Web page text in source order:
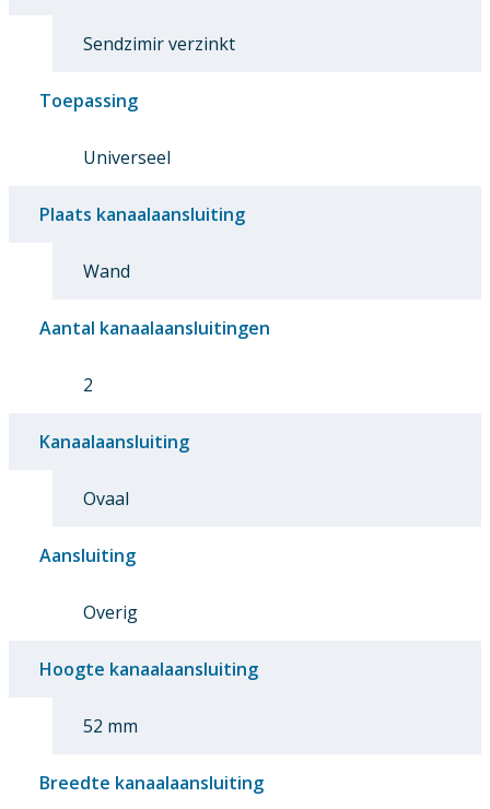
Sendzimir verzinkt
Toepassing
Universeel
Plaats kanaalaansluiting
Wand
Aantal kanaalaansluitingen
2
Kanaalaansluiting
Ovaal
Aansluiting
Overig
Hoogte kanaalaansluiting
52 mm
Breedte kanaalaansluiting